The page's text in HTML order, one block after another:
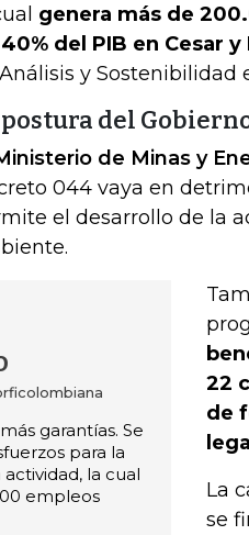
genera más de
del PIB en Cesar y
y Sostenibilidad
postura del
de Minas y
044 vaya en
el desarrollo de la
garantías. Se
para la
la cual
empleos
22
de
La
se